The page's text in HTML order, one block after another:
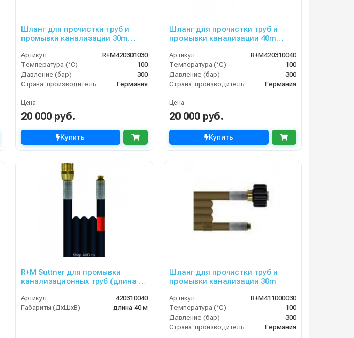
Шланг для прочистки труб и
промывки канализации 30m
Артикул
R+M420301030
Температура (°C)
100
Давление (бар)
300
Страна-производитель
Германия
Цена
20 000 руб.
Купить
Шланг для прочистки труб и
промывки канализации 40m
Артикул
R+M420310040
Температура (°C)
100
Давление (бар)
300
Страна-производитель
Германия
Цена
20 000 руб.
Купить
R+M Suttner для промывки
канализационных труб (длина —
Артикул
420310040
Габариты (ДхШхВ)
длина 40 м
Шланг для прочистки труб и
промывки канализации 30m
Артикул
R+M411000030
Температура (°C)
100
Давление (бар)
300
Страна-производитель
Германия